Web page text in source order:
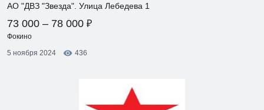
АО "ДВЗ "Звезда". Улица Лебедева 1
73 000 – 78 000 ₽
Фокино
5 ноября 2024
436